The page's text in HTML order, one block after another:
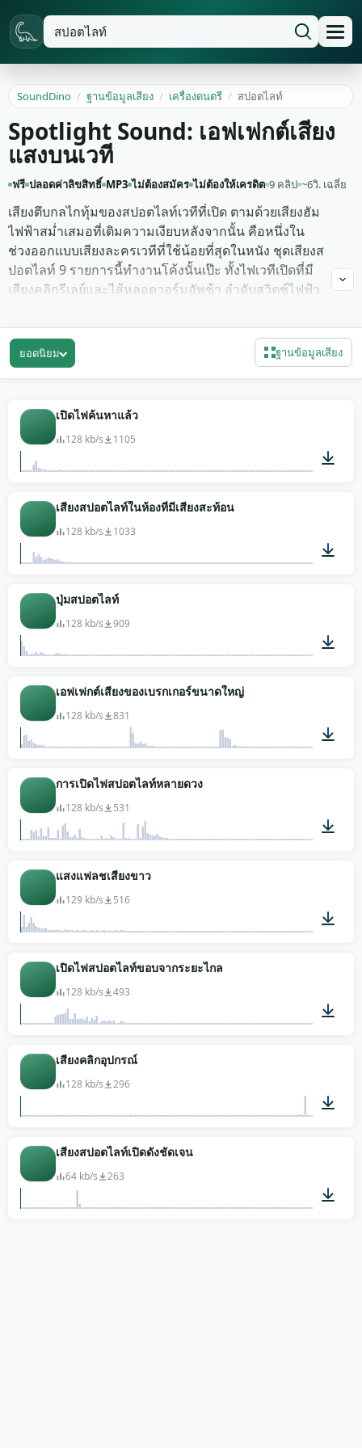
SoundDino / ฐานข้อมูลเสียง / เครื่องดนตรี / สปอตไลท์
Spotlight Sound: เอฟเฟกต์เสียง
แสงบนเวที
ฟรี ปลอดค่าลิขสิทธิ์ MP3 ไม่ต้องสมัคร ไม่ต้องให้เครดิต 9 คลิป ~6วิ. เฉลี่ย
เสียงตึบกลไกทุ้มของสปอตไลท์เวทีที่เปิด ตามด้วยเสียงฮัม
ไฟฟ้าสม่ำเสมอที่เติมความเงียบหลังจากนั้น คือหนึ่งใน
ช่วงออกแบบเสียงละครเวทีที่ใช้น้อยที่สุดในหนัง ชุดเสียงส
ปอตไลท์ 9 รายการนี้ทำงานโค้งนั้นเป๊ะ ทั้งไฟเวทีเปิดที่มี
เสียงคลิกรีเลย์และไส้หลอดวอร์มอัพช้า ลำดับสวิตช์ไฟฟ้า
และเสียงโรงละครหึ่งจากชุดไฟตามที่ทำงานในหอประชุม
เงียบ
คนตัดต่อหนังและการแสดงเวทีดึงเทคเปิดสวิตช์ เพราะมัน
อย่างกำลังจะถูกแสดง นักออกแบบเสียงเกมที่สร้างฉาก
โรงละครหรือหอประชุมใช้เสียงหลอดฮัมเป็นแอมเบียน
ซ์เบด งานแอนิเมชันปรับพิตช์เสียงคลิกสวิตช์ขึ้นสำหรับ
มุกสปอตไลท์การ์ตูนที่ตัวละครติดอยู่ในลำแสง เสียงส
ไรตี้และเกมโชว์ ดาวน์โหลดฟรี ไม่ต้องสมัคร ไม่ต้องให้
เครดิต ปลอดค่าลิขสิทธิ์
ยอดนิยม ฐานข้อมูลเสียง
เปิดไฟค้นหาแล้ว
128 kb/s 1105
เสียงสปอตไลท์ในห้องที่มีเสียงสะท้อน
128 kb/s 1033
ปุ่มสปอตไลท์
128 kb/s 909
เอฟเฟกต์เสียงของเบรกเกอร์ขนาดใหญ่
128 kb/s 831
การเปิดไฟสปอตไลท์หลายดวง
128 kb/s 531
แสงแฟลชเสียงขาว
129 kb/s 516
เปิดไฟสปอตไลท์ขอบจากระยะไกล
128 kb/s 493
เสียงคลิกอุปกรณ์
128 kb/s 296
เสียงสปอตไลท์เปิดดังชัดเจน
64 kb/s 263